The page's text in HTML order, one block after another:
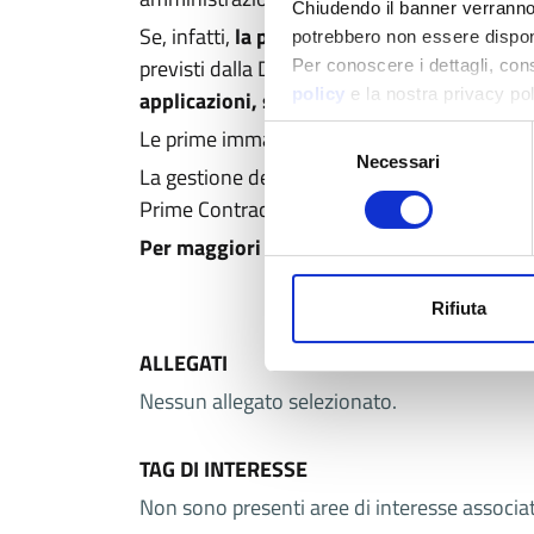
Chiudendo il banner
potrebbero non essere
Per conoscere i dettagli,
policy e la nostra privacy
Selezione
consenso
Necessari
Rifiuta
Se, infatti, la prima fase del programma è
previsti dalla Data Policy di IRIDE,
applicazioni, servizi a valore aggiunto e
Le prime immagini di IRIDE saranno rese
La gestione delle infrastrutture e
Prime Contractor Argotec, e-GEOS Exprivia,
Per maggiori informazioni e per
ALLEGATI
Nessun allegato selezionato.
TAG DI INTERESSE
Non sono presenti aree di interesse